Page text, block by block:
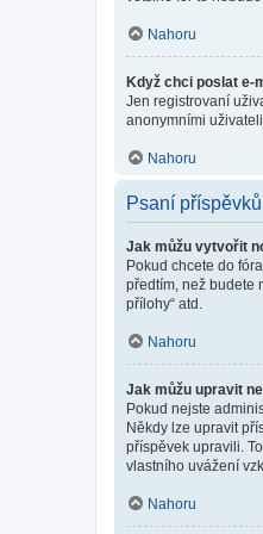
Nahoru
Když chci poslat e-
Jen registrovaní
anonymními uživateli.
Nahoru
Psaní příspěvků
Jak můžu vytvořit
Pokud chcete do
předtím, než budete
přílohy“ atd.
Nahoru
Jak můžu upravit
Pokud nejste
Někdy lze upravit
příspěvek upravili.
vlastního uvážení
Nahoru